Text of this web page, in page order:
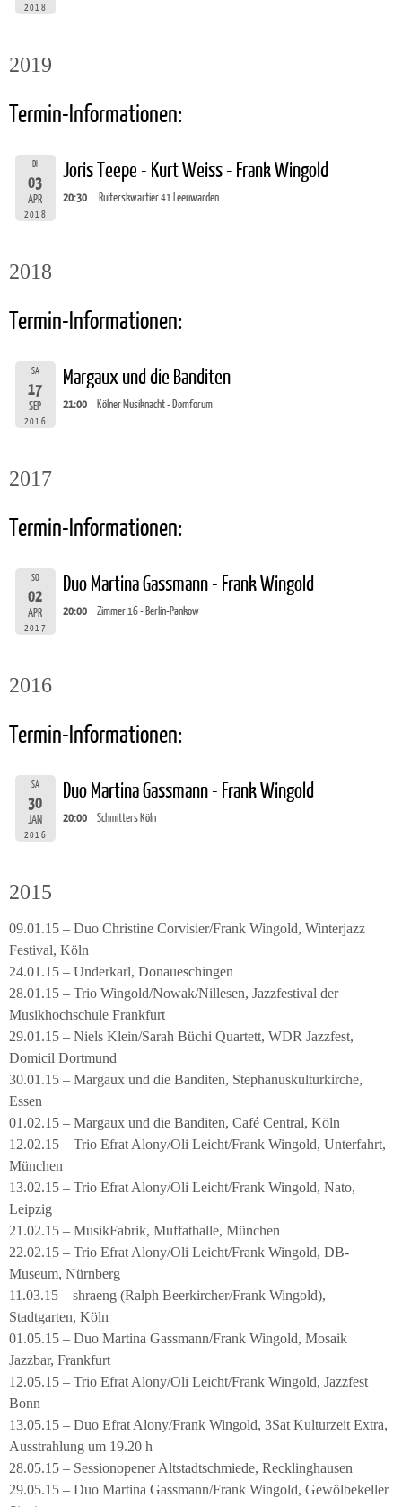
2018
2019
Termin-Informationen:
DI
03
APR
2018
Joris Teepe - Kurt Weiss - Frank Wingold
20:30 Ruiterskwartier 41 Leeuwarden
2018
Termin-Informationen:
SA
17
SEP
2016
Margaux und die Banditen
21:00 Kölner Musiknacht - Domforum
2017
Termin-Informationen:
SO
02
APR
2017
Duo Martina Gassmann - Frank Wingold
20:00 Zimmer 16 - Berlin-Pankow
2016
Termin-Informationen:
SA
30
JAN
2016
Duo Martina Gassmann - Frank Wingold
20:00 Schmitters Köln
2015
09.01.15 – Duo Christine Corvisier/Frank Wingold, Winterjazz
Festival, Köln
24.01.15 – Underkarl, Donaueschingen
28.01.15 – Trio Wingold/Nowak/Nillesen, Jazzfestival der
Musikhochschule Frankfurt
29.01.15 – Niels Klein/Sarah Büchi Quartett, WDR Jazzfest,
Domicil Dortmund
30.01.15 – Margaux und die Banditen, Stephanuskulturkirche,
Essen
01.02.15 – Margaux und die Banditen, Café Central, Köln
12.02.15 – Trio Efrat Alony/Oli Leicht/Frank Wingold, Unterfahrt,
München
13.02.15 – Trio Efrat Alony/Oli Leicht/Frank Wingold, Nato,
Leipzig
21.02.15 – MusikFabrik, Muffathalle, München
22.02.15 – Trio Efrat Alony/Oli Leicht/Frank Wingold, DB-
Museum, Nürnberg
11.03.15 – shraeng (Ralph Beerkircher/Frank Wingold),
Stadtgarten, Köln
01.05.15 – Duo Martina Gassmann/Frank Wingold, Mosaik
Jazzbar, Frankfurt
12.05.15 – Trio Efrat Alony/Oli Leicht/Frank Wingold, Jazzfest
Bonn
13.05.15 – Duo Efrat Alony/Frank Wingold, 3Sat Kulturzeit Extra,
Ausstrahlung um 19.20 h
28.05.15 – Sessionopener Altstadtschmiede, Recklinghausen
29.05.15 – Duo Martina Gassmann/Frank Wingold, Gewölbekeller